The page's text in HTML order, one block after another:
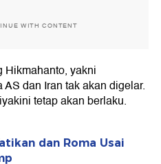
WITH CONTENT
Hikmahanto, yakni
dan Iran tak akan digelar.
tetap akan berlaku.
dan Roma Usai